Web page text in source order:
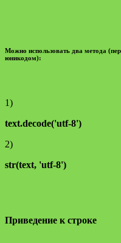
Можно использовать два метода
юникодом):
1)
text.decode('utf-8')
2)
str(text, 'utf-8')
Приведение к строке